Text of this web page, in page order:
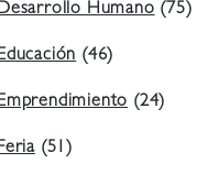
Humano(75)
(46)
(24)
(51)